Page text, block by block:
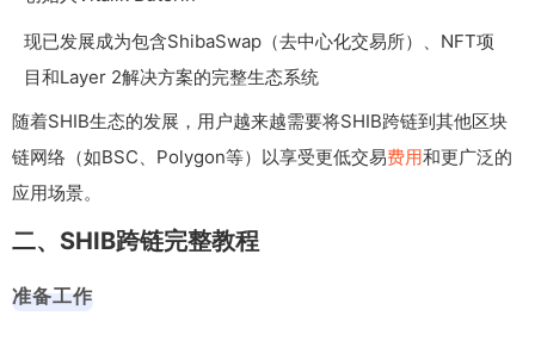
现已发展成为包含ShibaSwap（去中心化交易所）、NFT项
目和Layer 2解决方案的完整生态系统
随着SHIB生态的发展，用户越来越需要将SHIB跨链到其他区块
链网络（如BSC、Polygon等）以享受更低交易费用和更广泛的
应用场景。
二、SHIB跨链完整教程
准备工作